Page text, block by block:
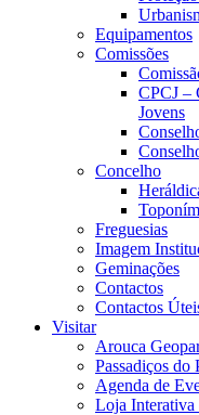
Equipamentos
Comissões
CPCJ –
Jovens
Concelho
Freguesias
Imagem
Geminações
Contactos
Contactos
Visitar
Arouca
Passadiços do
Agenda de
Loja Interativa